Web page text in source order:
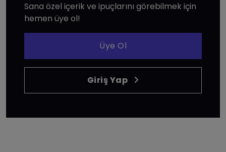
Sana özel içerik ve ipuçlarını görebilmek için
hemen üye ol!
Üye Ol
Giriş Yap